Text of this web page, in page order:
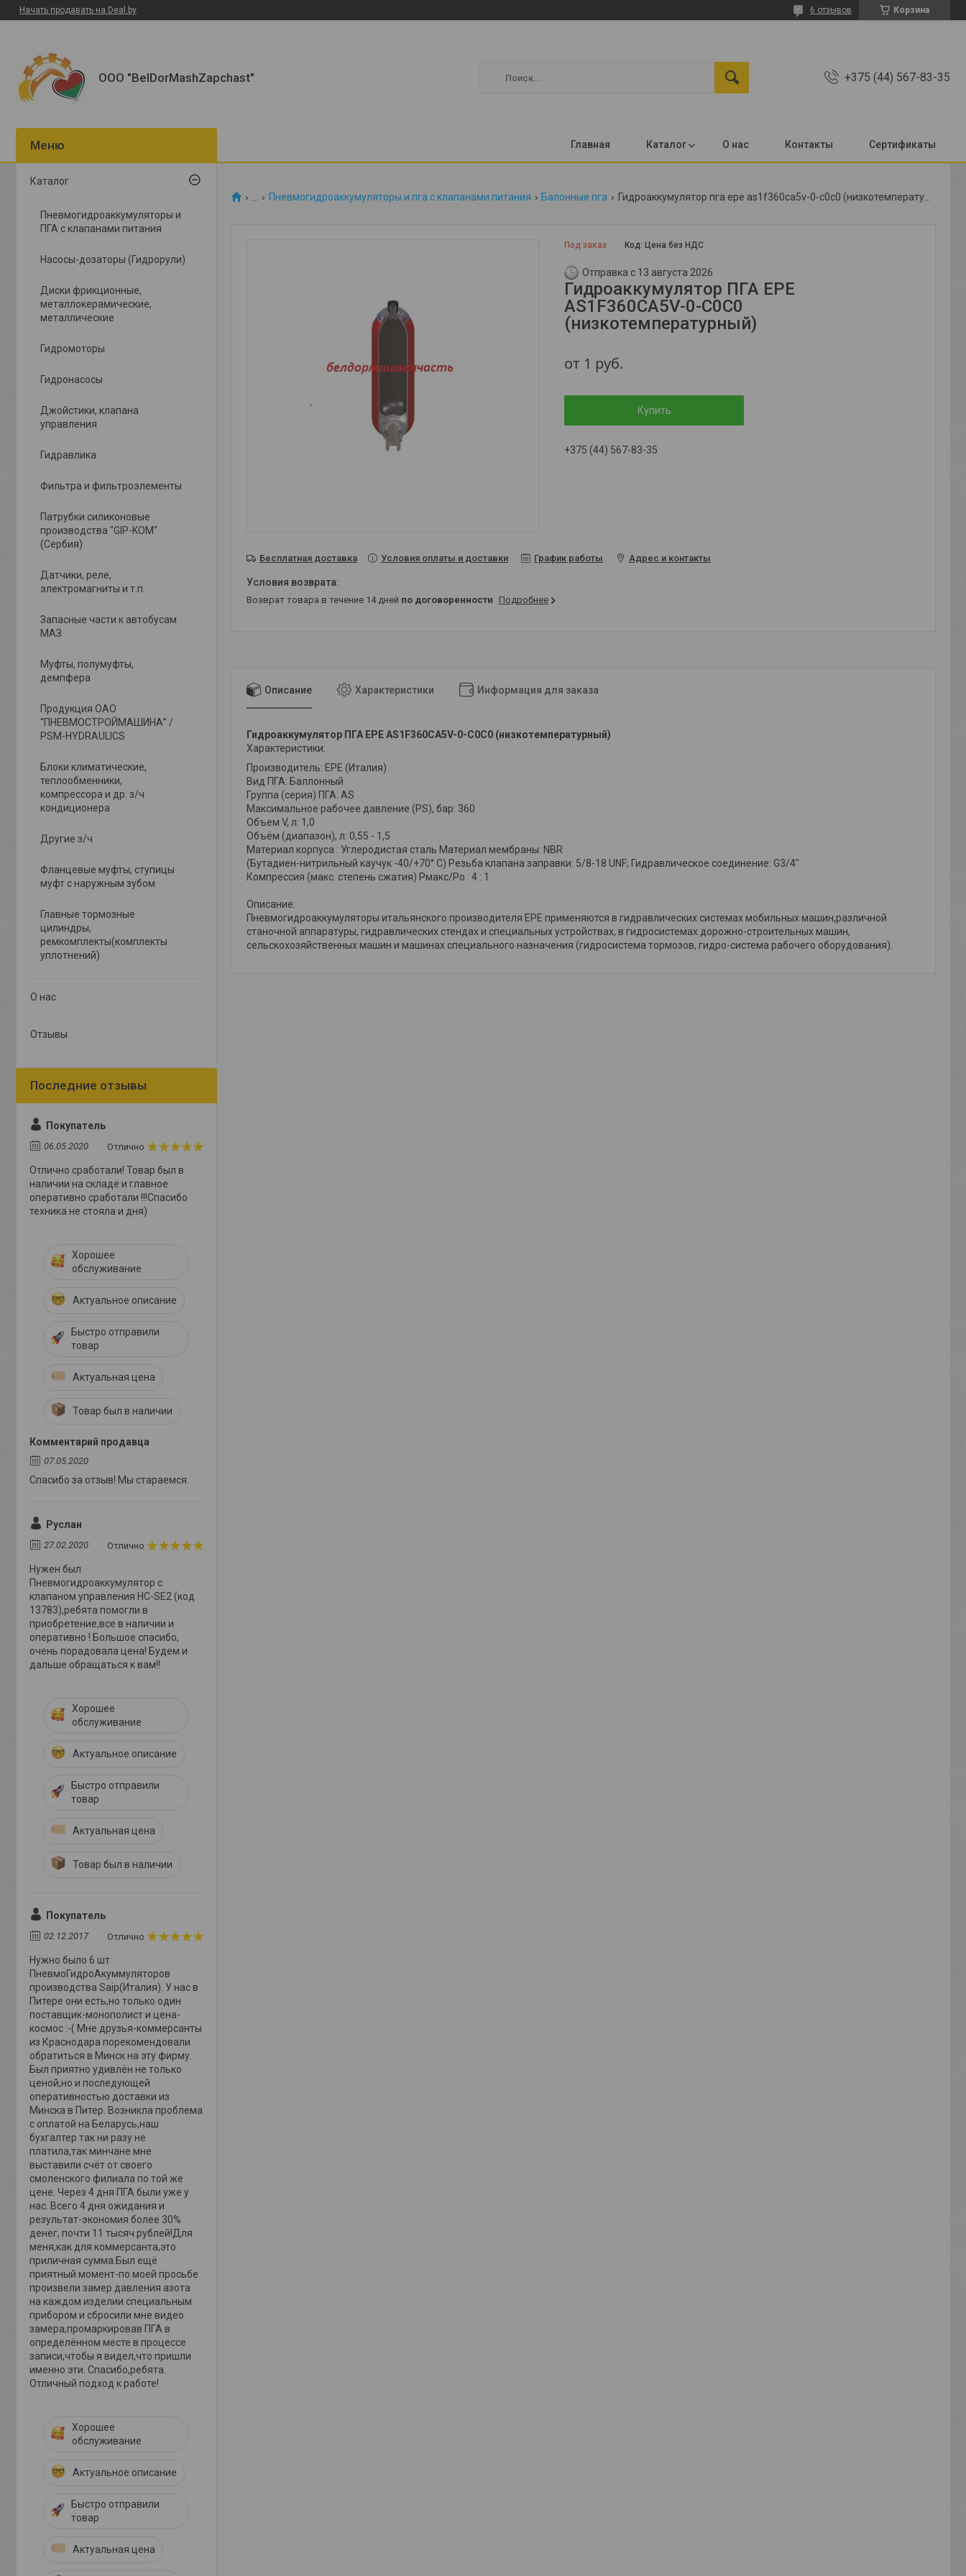
Начать продавать на Deal.by Корзина
6 отзывов
ООО "BelDorMashZapchast" +375 (44) 567-83-35
Главная Каталог О нас Контакты Сертификаты
Пневмогидроаккумуляторы и пга с клапанами питания Балонные пга Гидроаккумулятор пга epe as1f360ca5v-0-c0c0 (низкотемпературный)
Под заказ Код: Цена без НДС
Отправка с 13 августа 2026
Гидроаккумулятор ПГА EPE
AS1F360CA5V-0-C0C0
(низкотемпературный)
от 1 руб.
Купить
+375 (44) 567-83-35
Бесплатная доставка Условия оплаты и доставки График работы Адрес и контакты
возврат товара в течение 14 дней по договоренности Подробнее
Описание Характеристики Информация для заказа
Гидроаккумулятор ПГА EPE AS1F360CA5V-0-C0C0 (низкотемпературный)
Характеристики:
Производитель: EPE (Италия)
Вид ПГА: Баллонный
Группа (серия) ПГА: AS
Максимальное рабочее давление (PS), бар: 360
Объем V, л: 1,0
Объём (диапазон), л: 0,55 - 1,5
Материал корпуса : Углеродистая сталь Материал мембраны: NBR
(Бутадиен-нитрильный каучук -40/+70° С) Резьба клапана заправки: 5/8-18 UNF; Гидравлическое соединение: G3/4"
Компрессия (макс. степень сжатия) Рмакс/Po : 4 : 1
Описание:
Пневмогидроаккумуляторы итальянского производителя EPE применяются в гидравлических системах мобильных машин,различной
станочной аппаратуры, гидравлических стендах и специальных устройствах, в гидросистемах дорожно-строительных машин,
сельскохозяйственных машин и машинах специального назначения (гидросистема тормозов, гидро-система рабочего оборудования).
Каталог
Пневмогидроаккумуляторы и
ПГА с клапанами питания
Насосы-дозаторы (Гидрорули)
Диски фрикционные,
металлокерамические,
металлические
Гидромоторы
Гидронасосы
Джойстики, клапана
управления
Гидравлика
Фильтра и фильтроэлементы
Патрубки силиконовые
производства "GIP-KOM"
(Сербия)
Датчики, реле,
электромагниты и т.п.
Запасные части к автобусам
МАЗ
Муфты, полумуфты,
демпфера
Продукция ОАО
“ПНЕВМОСТРОЙМАШИНА” /
PSM-HYDRAULICS
Блоки климатические,
теплообменники,
компрессора и др. з/ч
кондиционера
Другие з/ч
Фланцевые муфты, ступицы
муфт с наружным зубом
Главные тормозные
цилиндры,
ремкомплекты(комплекты
уплотнений)
О нас
Отзывы
Покупатель
06.05.2020 Отлично
Отлично сработали! Товар был в
наличии на складе и главное
оперативно сработали !!!Спасибо
техника не стояла и дня)
Хорошее
обслуживание
Актуальное описание
Быстро отправили
товар
Актуальная цена
Товар был в наличии
Комментарий продавца
07.05.2020
Спасибо за отзыв! Мы стараемся.
Руслан
27.02.2020 Отлично
Нужен был
Пневмогидроаккумулятор с
клапаном управления HC-SE2 (код
13783),ребята помогли в
приобретение,все в наличии и
оперативно ! Большое спасибо,
очень порадовала цена! Будем и
дальше обращаться к вам!!
Хорошее
обслуживание
Актуальное описание
Быстро отправили
товар
Актуальная цена
Товар был в наличии
Покупатель
02.12.2017 Отлично
Нужно было 6 шт
ПневмоГидроАкуммуляторов
производства Saip(Италия). У нас в
Питере они есть,но только один
поставщик-монополист и цена-
космос :-( Мне друзья-коммерсанты
из Краснодара порекомендовали
обратиться в Минск на эту фирму.
Был приятно удивлён не только
ценой,но и последующей
оперативностью доставки из
Минска в Питер. Возникла проблема
с оплатой на Беларусь,наш
бухгалтер так ни разу не
платила,так минчане мне
выставили счёт от своего
смоленского филиала по той же
цене. Через 4 дня ПГА были уже у
нас. Всего 4 дня ожидания и
результат-экономия более 30%
денег, почти 11 тысяч рублей!Для
меня,как для коммерсанта,это
приличная сумма.Был ещё
приятный момент-по моей просьбе
произвели замер давления азота
на каждом изделии специальным
прибором и сбросили мне видео
замера,промаркировав ПГА в
определённом месте в процессе
записи,чтобы я видел,что пришли
именно эти. Спасибо,ребята.
Отличный подход к работе!
Хорошее
обслуживание
Актуальное описание
Быстро отправили
товар
Актуальная цена